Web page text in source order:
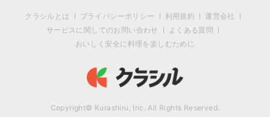
クラシルとは プライバシーポリシー 利用規約
運営会社
サービスに関してのお問い合わせ
よくある質問
おいしく安全に料理を楽しむために
Copyright© Kurashiru, Inc. All Rights Reserved.